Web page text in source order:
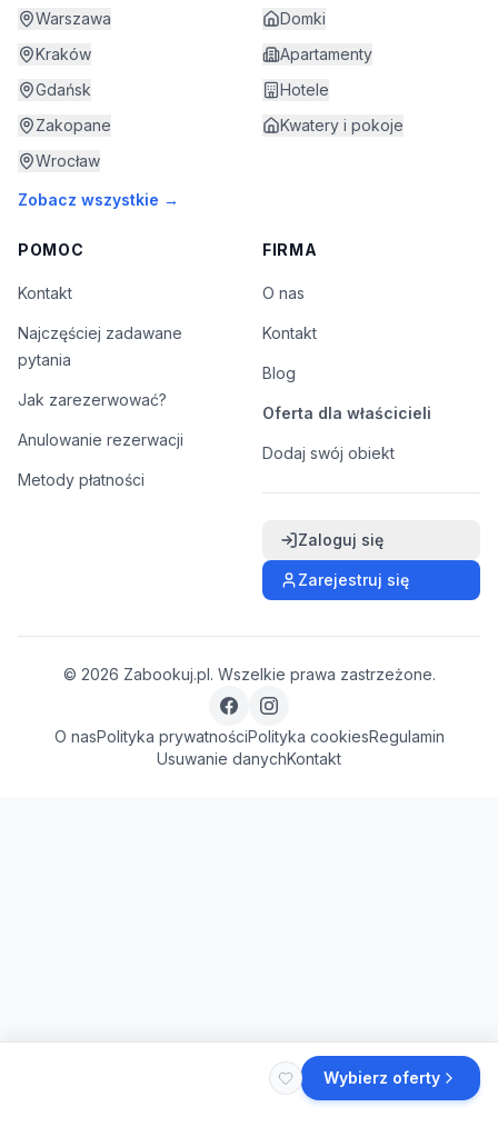
Wybierz oferty
Warszawa
Kraków
Gdańsk
Zakopane
Wrocław
Zobacz wszystkie →
Domki
Apartamenty
Hotele
Kwatery i pokoje
POMOC
Kontakt
Najczęściej zadawane
pytania
Jak zarezerwować?
Anulowanie rezerwacji
Metody płatności
FIRMA
O nas
Kontakt
Blog
Oferta dla właścicieli
Dodaj swój obiekt
Zaloguj się
Zarejestruj się
© 2026 Zabookuj.pl. Wszelkie prawa zastrzeżone.
O nasPolityka prywatnościPolityka cookiesRegulamin
Usuwanie danychKontakt